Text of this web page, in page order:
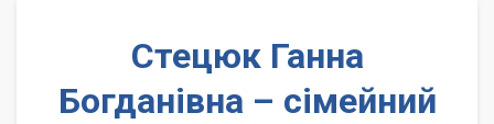
Стецюк Ганна
Богданівна – сімейний